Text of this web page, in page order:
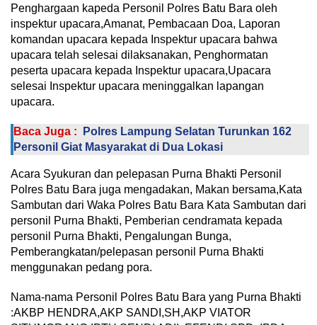
Penghargaan kapeda Personil Polres Batu Bara oleh
inspektur upacara,Amanat, Pembacaan Doa, Laporan
komandan upacara kepada Inspektur upacara bahwa
upacara telah selesai dilaksanakan, Penghormatan
peserta upacara kepada Inspektur upacara,Upacara
selesai Inspektur upacara meninggalkan lapangan
upacara.
Baca Juga :
Polres Lampung Selatan Turunkan 162
Personil Giat Masyarakat di Dua Lokasi
Acara Syukuran dan pelepasan Purna Bhakti Personil
Polres Batu Bara juga mengadakan, Makan bersama,Kata
Sambutan dari Waka Polres Batu Bara Kata Sambutan dari
personil Purna Bhakti, Pemberian cendramata kepada
personil Purna Bhakti, Pengalungan Bunga,
Pemberangkatan/pelepasan personil Purna Bhakti
menggunakan pedang pora.
Nama-nama Personil Polres Batu Bara yang Purna Bhakti
:AKBP HENDRA,AKP SANDI,SH,AKP VIATOR